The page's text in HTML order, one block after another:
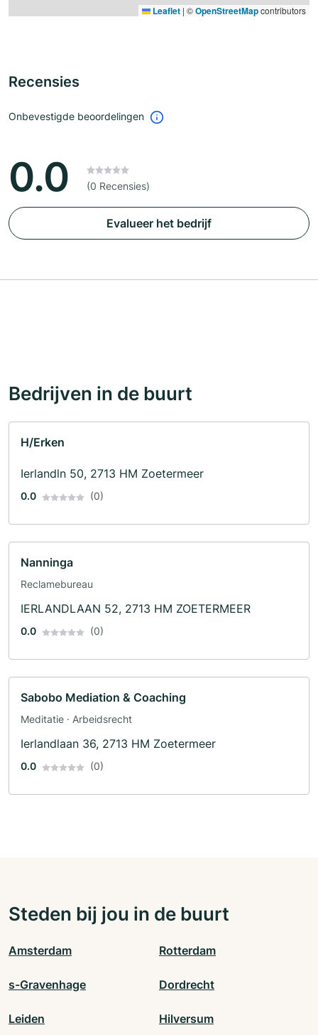
Leaflet | ©OpenStreetMapcontributors
Recensies
Onbevestigde beoordelingen
0.0 (0 Recensies)
Evalueer het bedrijf
Bedrijven in de buurt
H/Erken
Ierlandln 50, 2713 HM Zoetermeer
0.0 (0)
Nanninga
Reclamebureau
IERLANDLAAN 52, 2713 HM ZOETERMEER
0.0 (0)
Sabobo Mediation & Coaching
Meditatie · Arbeidsrecht
Ierlandlaan 36, 2713 HM Zoetermeer
0.0 (0)
Steden bij jou in de buurt
Amsterdam Rotterdam
s-Gravenhage Dordrecht
Leiden Hilversum